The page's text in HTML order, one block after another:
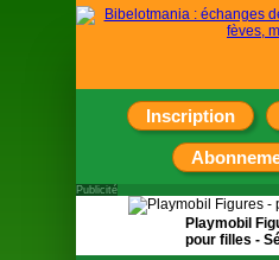
Inscription
Publicité
Playmobil
pour filles -